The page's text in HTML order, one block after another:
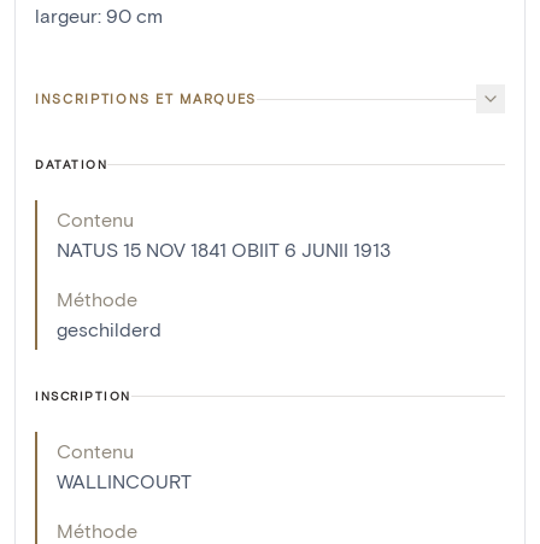
largeur: 90 cm
INSCRIPTIONS ET MARQUES
DATATION
Contenu
NATUS 15 NOV 1841 OBIIT 6 JUNII 1913
Méthode
geschilderd
INSCRIPTION
Contenu
WALLINCOURT
Méthode